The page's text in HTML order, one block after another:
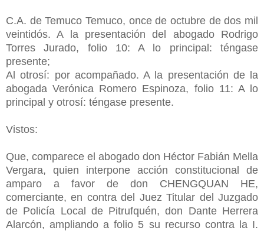
C.A. de Temuco Temuco, once de octubre de dos mil
veintidós. A la presentación del abogado Rodrigo
Torres Jurado, folio 10: A lo principal: téngase
presente;
Al otrosí: por acompañado. A la presentación de la
abogada Verónica Romero Espinoza, folio 11: A lo
principal y otrosí: téngase presente.
Vistos:
Que, comparece el abogado don Héctor Fabián Mella
Vergara, quien interpone acción constitucional de
amparo a favor de don CHENGQUAN HE,
comerciante, en contra del Juez Titular del Juzgado
de Policía Local de Pitrufquén, don Dante Herrera
Alarcón, ampliando a folio 5 su recurso contra la I.